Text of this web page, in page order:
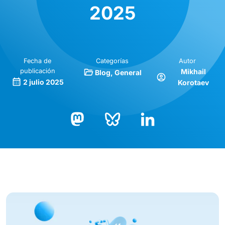
2025
Fecha de
publicación
2 julio 2025
Categorías
Blog General
Autor
Mikhail
Korotaev